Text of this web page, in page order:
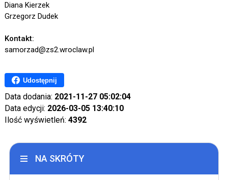
Diana Kierzek
Grzegorz Dudek
Kontakt:
samorzad@zs2.wroclaw.pl
Udostępnij
Data dodania: 2021-11-27 05:02:04
Data edycji: 2026-03-05 13:40:10
Ilość wyświetleń: 4392
NA SKRÓTY